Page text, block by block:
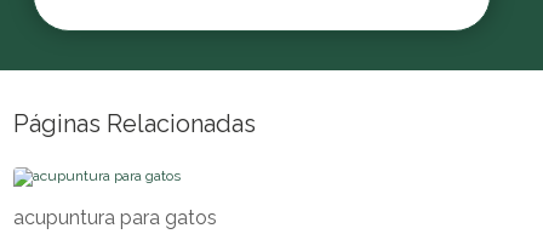
Páginas Relacionadas
acupuntura para gatos